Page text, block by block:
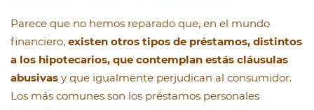
Parece que no hemos reparado que, en el mundo
financiero, existen otros tipos de préstamos, distintos
a los hipotecarios, que contemplan estás cláusulas
abusivas y que igualmente perjudican al consumidor.
Los más comunes son los préstamos personales